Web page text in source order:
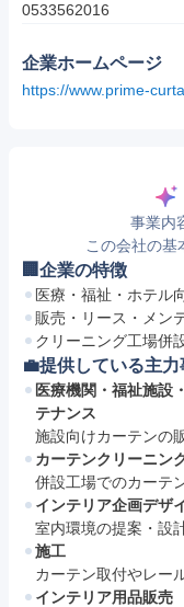
0533562016
企業ホームページ
https://www.prime-
事業内
この会社の基
🏢企業の特徴
医療・福祉・ホテル
販売・リース・メン
クリーニング工場併
💼提供している主
医療機関・福祉施設
テナンス
施設向けカーテンの
カーテンクリーニン
併設工場でのカーテ
インテリア企画デザ
室内環境の提案・設
施工
カーテン取付やレー
インテリア用品販売